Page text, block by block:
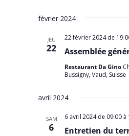
février 2024
JEU
22 Assemblée
22 février 2024 de
Restaurant Da Gino
Bussigny, Vaud, Suisse
avril 2024
SAM
6
Entretien du
6 avril 2024 de 09:00 à